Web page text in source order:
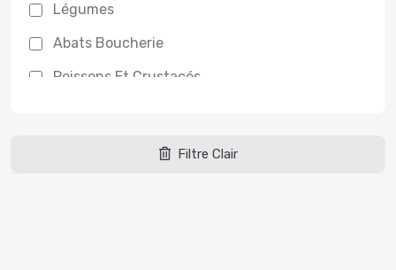
Légumes
Abats Boucherie
Poissons Et Crustacés
Filets De Poisson
Filtre Clair